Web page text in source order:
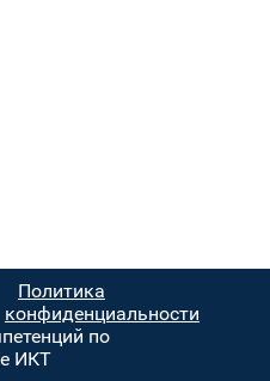
Политика
конфиденциальности
по
ИКТ